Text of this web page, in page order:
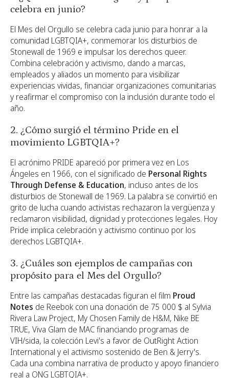
celebra en junio?
El Mes del Orgullo se celebra cada junio para honrar a la
comunidad LGBTQIA+, conmemorar los disturbios de
Stonewall de 1969 e impulsar los derechos queer.
Combina celebración y activismo, dando a marcas,
empleados y aliados un momento para visibilizar
experiencias vividas, financiar organizaciones comunitarias
y reafirmar el compromiso con la inclusión durante todo el
año.
2. ¿Cómo surgió el término Pride en el
movimiento LGBTQIA+?
El acrónimo PRIDE apareció por primera vez en Los
Ángeles en 1966, con el significado de Personal Rights
Through Defense & Education, incluso antes de los
disturbios de Stonewall de 1969. La palabra se convirtió en
grito de lucha cuando activistas rechazaron la vergüenza y
reclamaron visibilidad, dignidad y protecciones legales. Hoy
Pride implica celebración y activismo continuo por los
derechos LGBTQIA+.
3. ¿Cuáles son ejemplos de campañas con
propósito para el Mes del Orgullo?
Entre las campañas destacadas figuran el film Proud
Notes de Reebok con una donación de 75 000 $ al Sylvia
Rivera Law Project, My Chosen Family de H&M, Nike BE
TRUE, Viva Glam de MAC financiando programas de
VIH/sida, la colección Levi's a favor de OutRight Action
International y el activismo sostenido de Ben & Jerry's.
Cada una combina narrativa de producto y apoyo financiero
real a ONG LGBTQIA+.